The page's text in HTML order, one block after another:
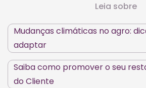
Leia sobre
Mudanças climáticas no agro:
adaptar
Saiba como promover o seu
do Cliente